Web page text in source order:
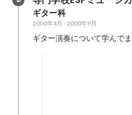
ギター科
2000年4月 -2000年9月
ギター演奏について学んでま